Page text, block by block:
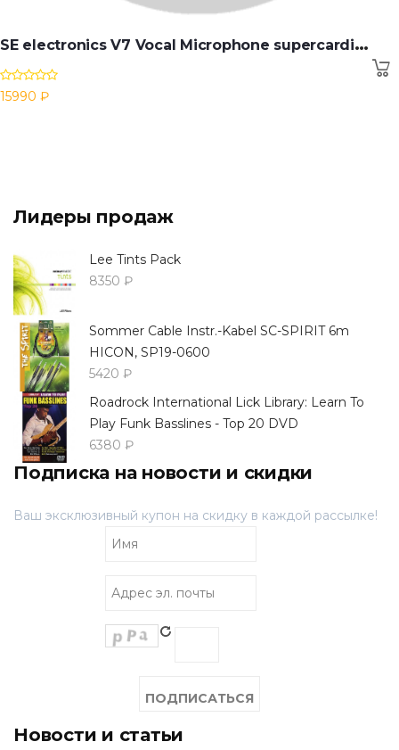
S
E electronics V7 Vocal Microphone supercardioid dynamic
15990 ₽
Лидеры продаж
Lee Tints Pack
8350 ₽
Sommer Cable Instr.-Kabel SC-SPIRIT 6m
HICON, SP19-0600
5420 ₽
Roadrock International Lick Library: Learn To
Play Funk Basslines - Top 20 DVD
6380 ₽
Подписка на новости и скидки
Ваш эксклюзивный купон на скидку в каждой рассылке!
Новости и статьи